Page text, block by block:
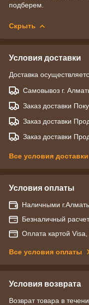
подберем.
Скрыть
Условия доставки
Доставка
Самовывоз г.
Заказ доставки
Заказ доставки
Заказ доставки
Все условия доставки
Условия оплаты
Наличными
Безналичный расчет
Оплата картой
Все условия оплаты
Условия возврата
Возврат товара в